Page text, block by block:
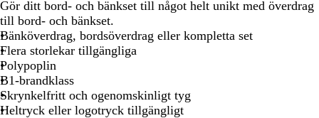
Gör ditt bord- och bänkset till något helt unikt med överdrag
till bord- och bänkset.
Bänköverdrag, bordsöverdrag eller kompletta set
Flera storlekar tillgängliga
Polypoplin
B1-brandklass
Skrynkelfritt och ogenomskinligt tyg
Heltryck eller logotryck tillgängligt